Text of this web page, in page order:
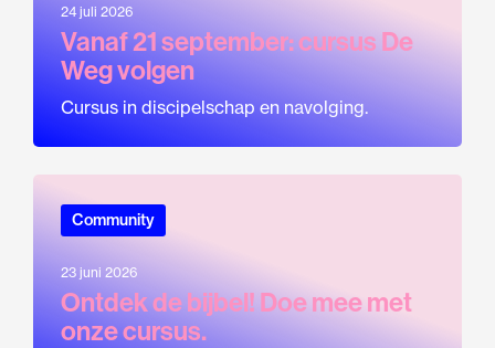
24 juli 2026
Vanaf 21 september: cursus De
Weg volgen
Cursus in discipelschap en navolging.
Community
23 juni 2026
Ontdek de bijbel! Doe mee met
onze cursus.